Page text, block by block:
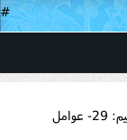
#
» فاطمه زهرا سلام الله علیها را بهتر بشناسیم: 29- عوامل